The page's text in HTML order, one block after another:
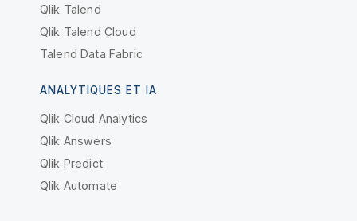
Qlik Talend
Qlik Talend Cloud
Talend Data Fabric
ANALYTIQUES ET IA
Qlik Cloud Analytics
Qlik Answers
Qlik Predict
Qlik Automate